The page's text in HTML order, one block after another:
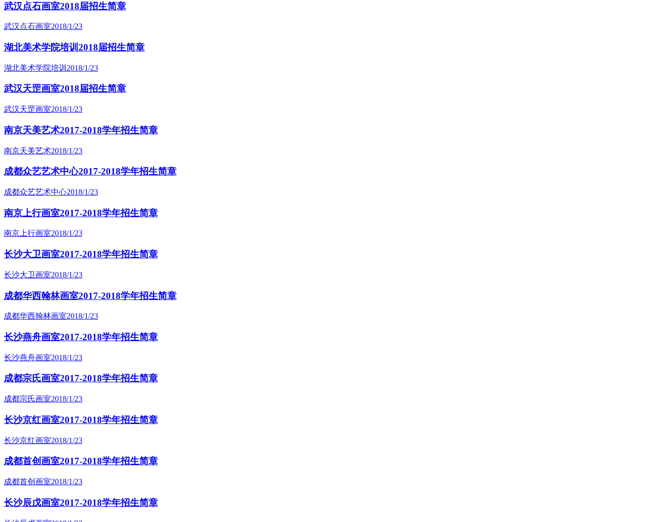
武汉点石画室2018届招生简章
武汉点石画室2018/1/23
湖北美术学院培训2018届招生简章
湖北美术学院培训 2018/1/23
武汉天罡画室2018届招生简章
武汉天罡画室2018/1/23
南京天美艺术2017-2018学年招生简章
南京天美艺术2018/1/23
成都众艺艺术中心2017-2018学年招生简章
成都众艺艺术中心2018/1/23
南京上行画室2017-2018学年招生简章
南京上行画室2018/1/23
长沙大卫画室2017-2018学年招生简章
长沙大卫画室2018/1/23
成都华西翰林画室2017-2018学年招生简章
成都华西翰林画室2018/1/23
长沙燕舟画室2017-2018学年招生简章
长沙燕舟画室2018/1/23
成都宗氏画室2017-2018学年招生简章
成都宗氏画室2018/1/23
长沙京红画室2017-2018学年招生简章
长沙京红画室2018/1/23
成都首创画室2017-2018学年招生简章
成都首创画室2018/1/23
长沙辰戊画室2017-2018学年招生简章